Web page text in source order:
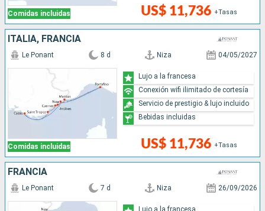
Comidas incluidas US$ 11,736 +Tasas
ITALIA, FRANCIA
Comidas incluidas
Le Ponant 8 d Niza 04/05/2027
US$ 11,736 +Tasas
Lujo a la francesa
Conexión wifi ilimitado de cortesía
Servicio de prestigio & lujo incluido
Bebidas incluidas
FRANCIA
Le Ponant 7 d Niza 26/09/2026
Lujo a la francesa